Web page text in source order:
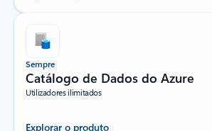
Sempre
Catálogo de Dados do Azure
Utilizadores ilimitados
Explorar o produto